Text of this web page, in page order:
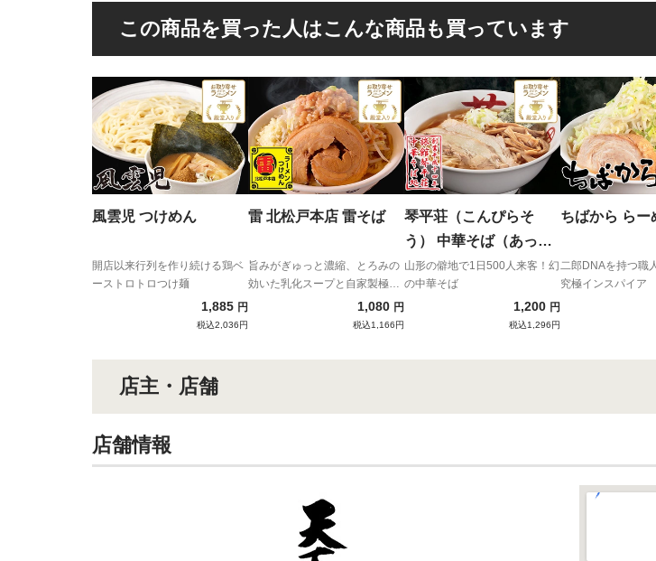
この商品を買った人はこんな商品も買っています
風雲児 つけめん
開店以来行列を作り続ける鶏ベ
ーストロトロつけ麺
1,885 円
税込2,036円
雷 北松戸本店 雷そば
旨みがぎゅっと濃縮、とろみの
効いた乳化スープと自家製極太
麺の強烈濃厚コンビネーショ
1,080 円
税込1,166円
琴平荘（こんぴらそ
う） 中華そば（あっさ
り）
山形の僻地で1日500人来客！幻
の中華そば
1,200 円
税込1,296円
ちばから らー
二郎DNAを持つ職
究極インスパイア
店主・店舗
店舗情報